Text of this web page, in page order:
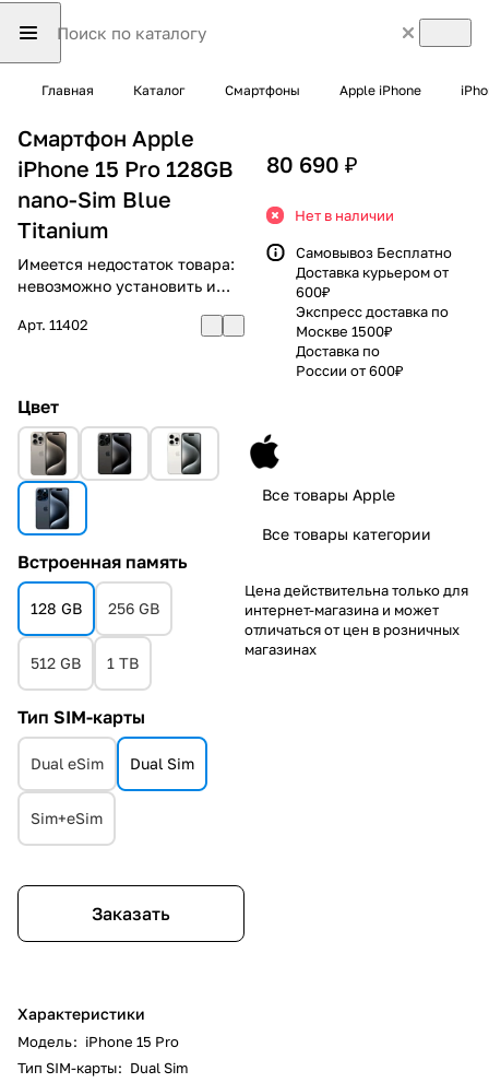
Главная Каталог Смартфоны Apple iPhone
Смартфон Apple
iPhone 15 Pro 128GB
nano-Sim Blue
Titanium
Имеется недостаток товара:
невозможно установить и
Арт. 11402
Цвет
Встроенная память
128 GB 256 GB
512 GB 1 TB
Тип SIM-карты
Dual eSim Dual Sim
Sim+eSim
Заказать
Характеристики
Модель: iPhone 15 Pro
Тип SIM-карты: Dual Sim
80 690 ₽
Нет в наличии
Самовывоз Бесплатно
Доставка курьером от
600₽
Экспресс доставка по
Москве 1500₽
Доставка по
России от 600₽
Все товары Apple
Все товары категории
Цена действительна только для
интернет-магазина и может
отличаться от цен в розничных
магазинах